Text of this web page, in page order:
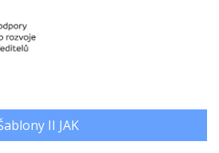
II JAK